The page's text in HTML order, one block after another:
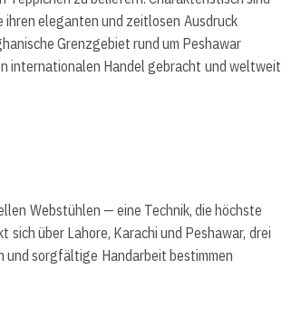
eleganten und zeitlosen Ausdruck
Grenzgebiet rund um Peshawar
internationalen Handel gebracht und weltweit
Webstühlen — eine Technik, die höchste
über Lahore, Karachi und Peshawar, drei
sorgfältige Handarbeit bestimmen